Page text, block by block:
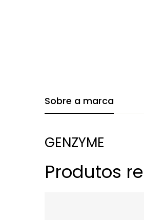
Sobre a marca
GENZYME
Produtos